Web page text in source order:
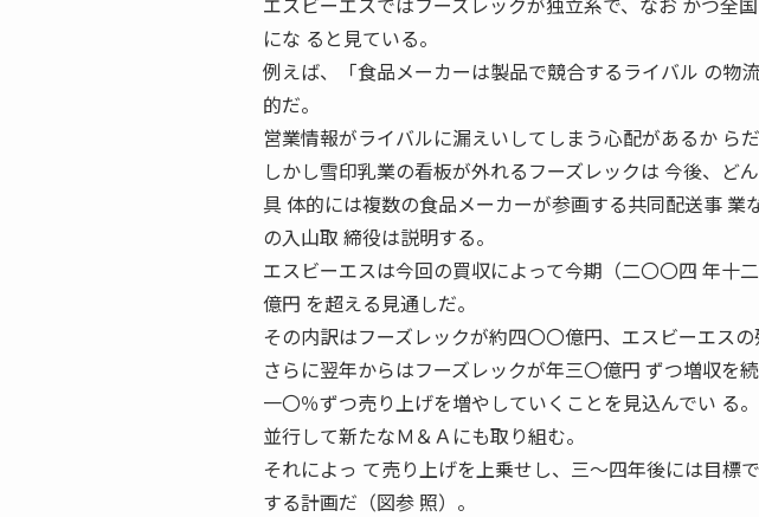
にな ると見ている。
例えば、「食品メーカーは製品で競合するライバル の物
的だ。
営業情報がライバルに漏えいしてしまう心配があるか らだ
しかし雪印乳業の看板が外れるフーズレックは 今後、ど
具 体的には複数の食品メーカーが参画する共同配送事
の入山取 締役は説明する。
エスビーエスは今回の買収によって今期（二〇〇四 年十
億円 を超える見通しだ。
その内訳はフーズレックが約四〇〇億円、エスビーエス
さらに翌年からはフーズレックが年三〇億円 ずつ増収を
一〇％ずつ売り上げを増やしていくことを見込んでい る。
並行して新たなＭ＆Ａにも取り組む。
それによっ て売り上げを上乗せし、三〜四年後には目標
する計画だ（図参 照）。